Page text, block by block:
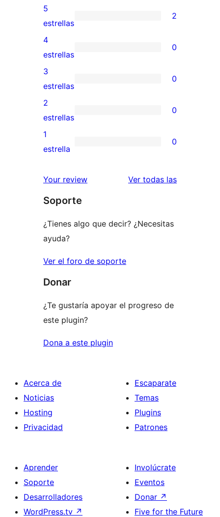
2
valoraciones
de
5
estrellas
5
estrellas
2
0
valoraciones
de
4
estrellas
4
estrellas
0
0
valoraciones
de
3
estrellas
3
estrellas
0
0
valoraciones
de
estrellas
2
estrellas
0
0
de
estrellas
1
estrella
0
Your review Ver todas las
Soporte
¿Tienes algo que decir? ¿Necesitas
ayuda?
Ver el foro de soporte
Donar
¿Te gustaría apoyar el progreso de
este plugin?
Dona a este plugin
Acerca de
Noticias
Hosting
Privacidad
Escaparate
Temas
Plugins
Patrones
Aprender
Soporte
Desarrolladores
WordPress.tv ↗
Involúcrate
Eventos
Donar ↗
Five for the Future